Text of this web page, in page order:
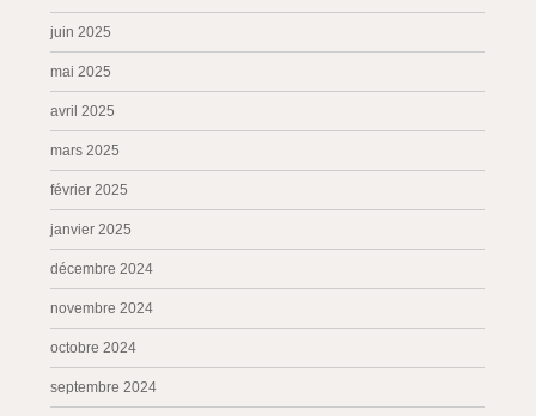
juin 2025
mai 2025
avril 2025
mars 2025
février 2025
janvier 2025
décembre 2024
novembre 2024
octobre 2024
septembre 2024